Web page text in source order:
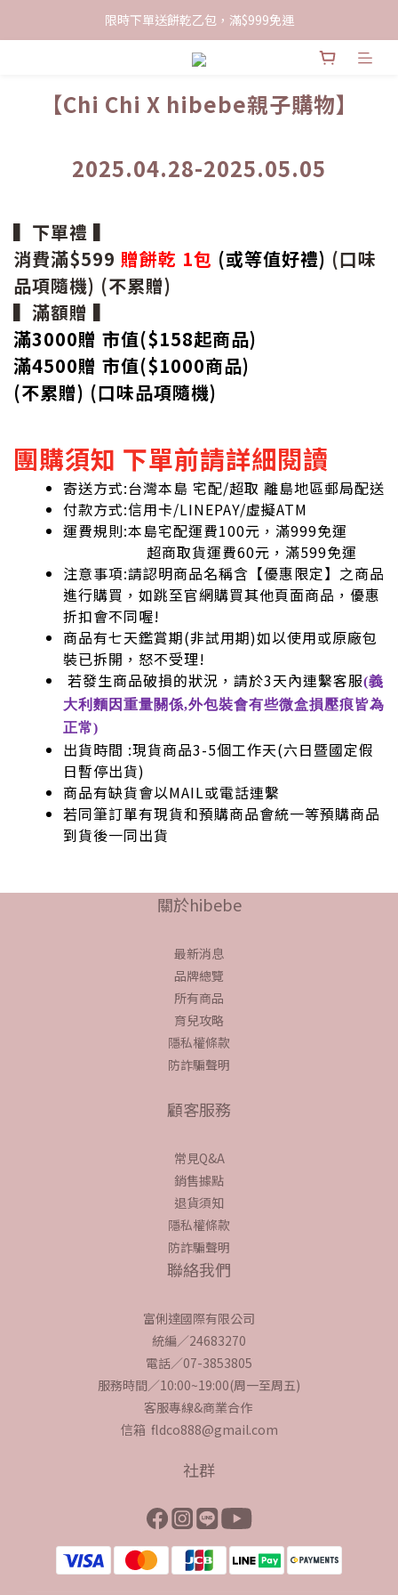
限時下單送餅乾乙包，滿$999免運
限時下單送餅乾乙包，滿$999免運
加入會員領100現折購物金
限時下單送餅乾乙包，滿$999免運
【Chi Chi X hibebe親子購物】
2025.04.28-2025.05.05
▍下單禮 ▍
消費滿$599 贈餅乾 1包 (或等值好禮) (口味
品項隨機) (不累贈)
▍滿額贈 ▍
滿3000贈 市值($158起商品)
滿4500贈 市值($1000商品)
(不累贈) (口味品項隨機)
團購須知 下單前請詳細閱讀
寄送方式:台灣本島 宅配/超取 離島地區郵局配送
付款方式:信用卡/LINEPAY/虛擬ATM
運費規則:本島宅配運費100元，滿999免運
超商取貨運費60元，滿599免運
注意事項:請認明商品名稱含【優惠限定】之商品
進行購買，如跳至官網購買其他頁面商品，優惠
折扣會不同喔!
商品有七天鑑賞期(非試用期)如以使用或原廠包
裝已拆開，怒不受理!
若發生商品破損的狀況，請於3天內連繫客服(義
大利麵因重量關係,外包裝會有些微盒損壓痕皆為
正常)
出貨時間 :現貨商品3-5個工作天(六日暨國定假
日暫停出貨)
商品有缺貨會以MAIL或電話連繫
若同筆訂單有現貨和預購商品會統一等預購商品
到貨後一同出貨
prev next
關於hibebe
最新消息
品牌總覽
所有商品
育兒攻略
隱私權條款
防詐騙聲明
顧客服務
常見Q&A
銷售據點
退貨須知
隱私權條款
防詐騙聲明
聯絡我們
富俐達國際有限公司
統編／24683270
電話／07-3853805
服務時間／10:00~19:00(周一至周五)
客服專線&商業合作
信箱 fldco888@gmail.com
社群